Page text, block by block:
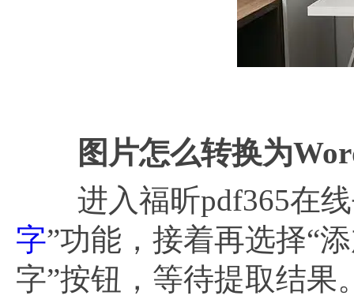
图片怎么转换为
进入福昕pdf365在线
字”功能，接着再选择“
字”按钮，等待提取结